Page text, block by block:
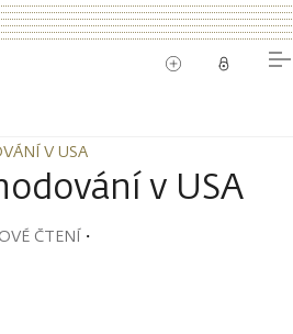
V USA
V USA
v USA
ČTENÍ・